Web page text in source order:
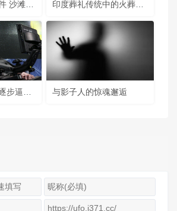
阿根廷费拉迪事件 沙滩钓鱼间突然被带到了外星人神秘海底基地 印度葬礼传统中的火葬核心
与影子人的惊魂邂逅